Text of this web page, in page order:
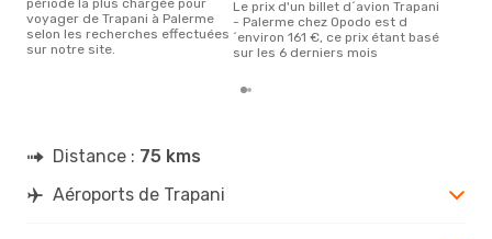
période la plus chargée pour
voyager de Trapani à Palerme
selon les recherches effectuées
sur notre site.
Le prix d'un billet d´avion Trapani
- Palerme chez Opodo est d
´environ 161 €, ce prix étant basé
sur les 6 derniers mois
Distance : 75 kms
Aéroports de Trapani